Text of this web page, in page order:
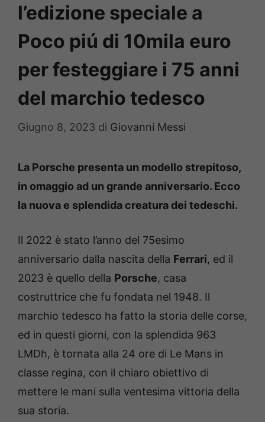
l’edizione speciale a
Poco piú di 10mila euro
per festeggiare i 75 anni
del marchio tedesco
Giugno 8, 2023 di Giovanni Messi
La Porsche presenta un modello strepitoso,
in omaggio ad un grande anniversario. Ecco
la nuova e splendida creatura dei tedeschi.
Il 2022 è stato l’anno del 75esimo
anniversario dalla nascita della Ferrari, ed il
2023 è quello della Porsche, casa
costruttrice che fu fondata nel 1948. Il
marchio tedesco ha fatto la storia delle corse,
ed in questi giorni, con la splendida 963
LMDh, è tornata alla 24 ore di Le Mans in
classe regina, con il chiaro obiettivo di
mettere le mani sulla ventesima vittoria della
sua storia.